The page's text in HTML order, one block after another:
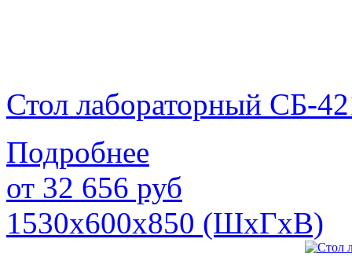
Стол лабораторный СБ-
Подробнее
от 32 656 руб
1530х600х850 (ШхГхВ)